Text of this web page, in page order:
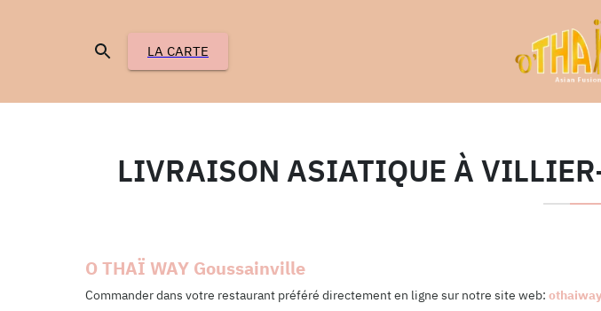
LA CARTE
LIVRAISON ASIATIQUE À
O THAÏ WAY Goussainville
Commander dans votre restaurant préféré directement en ligne sur notre site web: